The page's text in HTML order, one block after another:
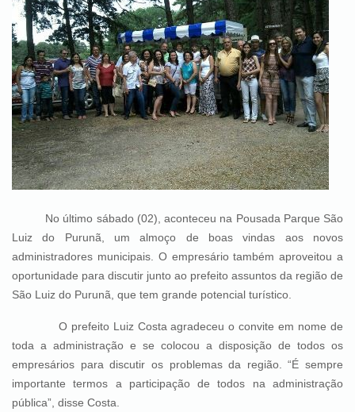
No último sábado (02), aconteceu na Pousada Parque São
Luiz do Purunã, um almoço de boas vindas aos novos
administradores municipais. O empresário também aproveitou a
oportunidade para discutir junto ao prefeito assuntos da região de
São Luiz do Purunã, que tem grande potencial turístico.
O prefeito Luiz Costa agradeceu o convite em nome de
toda a administração e se colocou a disposição de todos os
empresários para discutir os problemas da região. “É sempre
importante termos a participação de todos na administração
pública”, disse Costa.